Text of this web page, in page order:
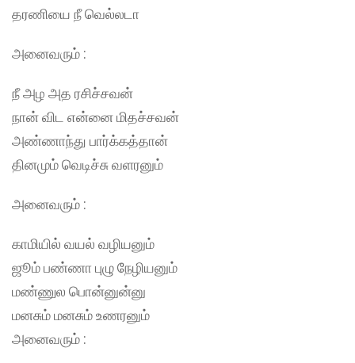
தரணியை நீ வெல்லடா
அனைவரும் :
நீ அழ அத ரசிச்சவன்
நான் விட என்னை மிதச்சவன்
அண்ணாந்து பார்க்கத்தான்
தினமும் வெடிச்சு வளரனும்
அனைவரும் :
காமியில் வயல் வழியனும்
ஜூம் பண்ணா புழு நேழியனும்
மண்ணுல பொன்னுன்னு
மனசும் மனசும் உணரனும்
அனைவரும் :